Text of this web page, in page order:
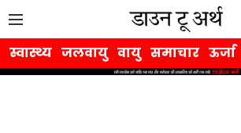
स्वास्थ्य जलवायु वायु समाचार ऊर्जा